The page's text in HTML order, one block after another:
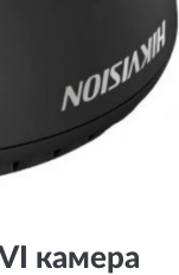
камера